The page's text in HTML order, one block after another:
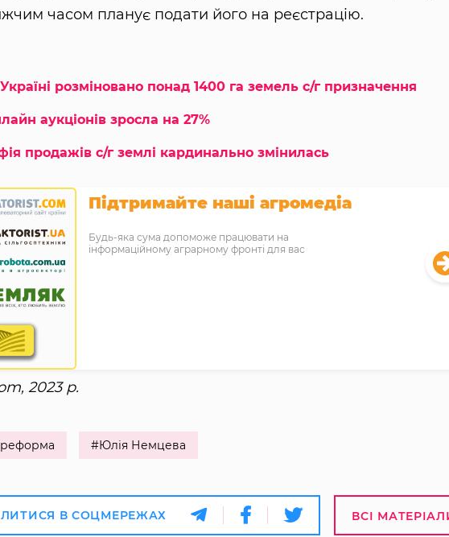
часом планує подати його на реєстрацію.
розміновано понад 1400 га земель с/г призначення
аукціонів зросла на 27%
продажів с/г землі кардинально змінилась
Підтримайте наші агромедіа
Будь-яка сума допоможе працювати на
інформаційному аграрному фронті для вас
2023 р.
#Юлія Немцева
В СОЦМЕРЕЖАХ ВСІ